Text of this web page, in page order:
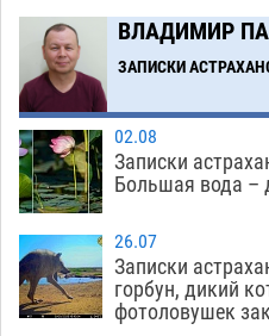
13:29
Астраханский
от ворон в
ВЛАДИМИР
ЗАПИСКИ
02.08
Записки
Большая вода –
26.07
Записки
горбун, дикий
фотоловушек